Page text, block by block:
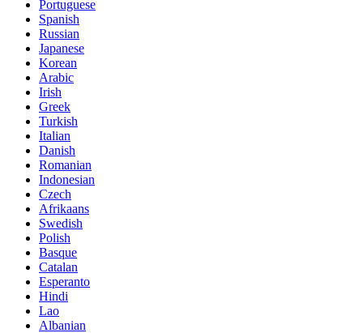
Portuguese
Spanish
Russian
Japanese
Korean
Arabic
Irish
Greek
Turkish
Italian
Danish
Romanian
Indonesian
Czech
Afrikaans
Swedish
Polish
Basque
Catalan
Esperanto
Hindi
Lao
Albanian